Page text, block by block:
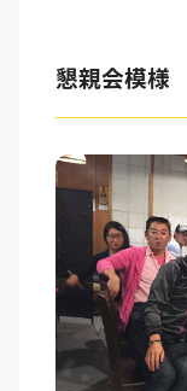
懇親会模様